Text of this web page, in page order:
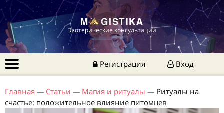
Эзотерические консультации
Регистрация Вход
Главная — Статьи — Магия и ритуалы — Ритуалы на
счастье: положительное влияние питомцев